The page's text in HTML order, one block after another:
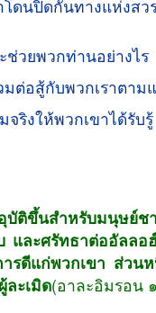
ดนปิดกันทางแห่งส
วยพวกท่านอย่างไร
ต่อสู้กับพวกเราตาม
ริงให้พวกเขาได้รับรู้
บัติขึ้นสำหรับมนุษย์
ละศรัทธาต่ออัลลอ
ดีแก่พวกเขา ส่วน
ะเมิด(อาละอิมรอน